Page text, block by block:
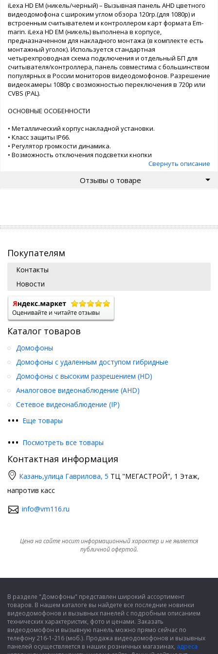
iLexa HD EM (никель/черный) – Вызывная панель AHD цветного
видеодомофона с широким углом обзора 120гр.(для 1080p) и
встроенным считывателем и контроллером карт формата Em-
marin. iLexa HD EM (никель) выполнена в корпусе,
предназначенном для накладного монтажа (в комплекте есть
монтажный уголок). Используется стандартная
четырехпроводная схема подключения и отдельный БП для
считывателя/контроллера, панель совместима с большинством
популярных в России мониторов видеодомофонов. Разрешение
видеокамеры 1080р с возможностью переключения в 720p или
CVBS (PAL).
ОСНОВНЫЕ ОСОБЕННОСТИ
• Металлический корпус накладной установки.
• Класс защиты IP66.
• Регулятор громкости динамика.
• Возможность отключения подсветки кнопки
• Считыватель и автономный контроллер на 150Свернуть описание
Отзывы о товаре
Покупателям
Контакты
Новости
Каталог товаров
••• Еще товары
Домофоны
Домофоны с удаленным доступом гибридные
Домофоны с высоким разрешением (HD)
Аналоговое видеонаблюдение (AHD)
Сетевое видеонаблюдение (IP)
••• Посмотреть все товары
Контактная информация
Казань,улица Гаврилова, 5 ТЦ "МЕГАСТРОЙ", 1 Этаж,
напротив касс
info@vm116.ru
Цена на сайте носит информационный характер и не является
публичной офертой.
В разделе "Домофоны" представлен широкий ассортимент
товаров. В нашем каталоге вы найдете все последние новинки
видеодомофонов и вызывных панелей с подробным описанием
технических характеристик, фото и ценами. Заказать
видеодомофон и вызывную панель можно прямо сейчас по
телефону 216-1-216 (моб.). Продажа видеодомофонов и вызывных
панелей осуществляется в наших розничных магазинах, адреса